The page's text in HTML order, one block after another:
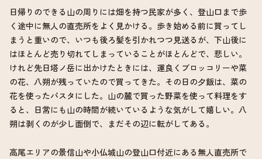
日帰りのできる山の周りには畑を持つ民家が多く、登山口まで歩
く途中に無人の直売所をよく見かける。歩き始める前に買ってし
まうと重いので、いつも後ろ髪を引かれつつ見送るが、下山後に
はほとんど売り切れてしまっていることがほとんどで、悲しい。
けれど先日塔ノ岳に出かけたときには、運良くブロッコリーや菜
の花、八朔が残っていたので買ってきた。その日の夕飯は、菜の
花を使ったパスタにした。山の麓で買った野菜を使って料理をす
ると、日常にも山の時間が続いているような気がして嬉しい。八
朔は剥くのが少し面倒で、まだその辺に転がしてある。
高尾エリアの景信山や小仏城山の登山口付近にある無人直売所で